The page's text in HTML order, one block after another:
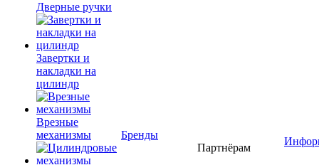
Дверные ручки
Завертки и
накладки на
цилиндр
Врезные
механизмы
Бренды
Партнёрам